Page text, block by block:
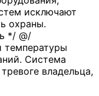
исключают
охраны.
*/ @/
температуры
Система
владельца,